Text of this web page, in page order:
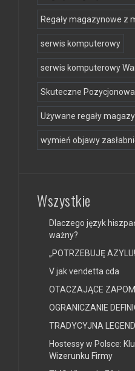
Regały magazynowe z
serwis komputerowy
serwis komputerowy
Skuteczne
Używane regały
wymień objawy
Wszystkie
Dlaczego język
ważny?
„POTRZEBUJĘ
V jak vendetta cda
OTACZAJĄCE
OGRANICZANIE
TRADYCYJNA
Hostessy w Polsce:
Wizerunku Firmy